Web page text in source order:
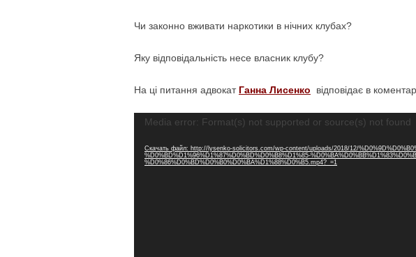
Чи законно вживати наркотики в нічних клубах?
Яку відповідальність несе власник клубу?
На ці питання адвокат Ганна Лисенко відповідає в
Видеоплеер
Media error: Format(s) not supported or source(s) not found
Скачать файл: http://lysenko-solicitors.com/wp-content/uploads/2018/12/
%D0%BD%D1%96%D1%87%D0%BD%D0%B8%D1%85-
%D0%86%D0%BD%D0%B0%D0%BA%D1%88%D0%B5.mp4?_=1